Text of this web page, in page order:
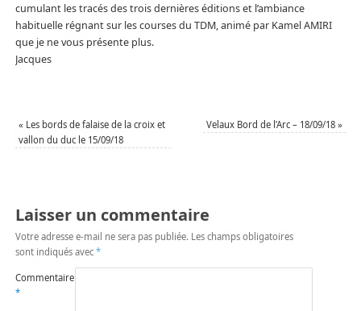
cumulant les tracés des trois dernières éditions et l’ambiance
habituelle régnant sur les courses du TDM, animé par Kamel AMIRI
que je ne vous présente plus.
Jacques
« Les bords de falaise de la croix et
vallon du duc le 15/09/18
Velaux Bord de l’Arc – 18/09/18»
Laisser un commentaire
Votre adresse e-mail ne sera pas publiée. Les champs obligatoires
sont indiqués avec *
Commentaire
*